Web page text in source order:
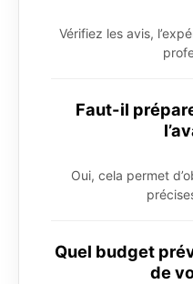
Vérifiez les avis,
Faut-il
Oui, cela permet
Quel budget
de